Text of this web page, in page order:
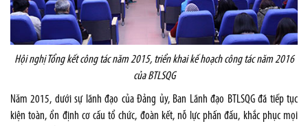
Hội nghị Tổng kết công tác năm 2015, triển khai kế hoạch công tác năm 2016
của BTLSQG
Năm 2015, dưới sự lãnh đạo của Đảng ủy, Ban Lãnh đạo BTLSQG đã tiếp tục
kiện toàn, ổn định cơ cấu tổ chức, đoàn kết, nỗ lực phấn đấu, khắc phục mọi